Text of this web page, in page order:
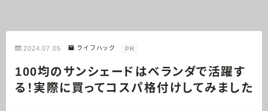
2024.07.05 ライフハック PR
100均のサンシェードはベランダで活躍す
る！実際に買ってコスパ格付けしてみました